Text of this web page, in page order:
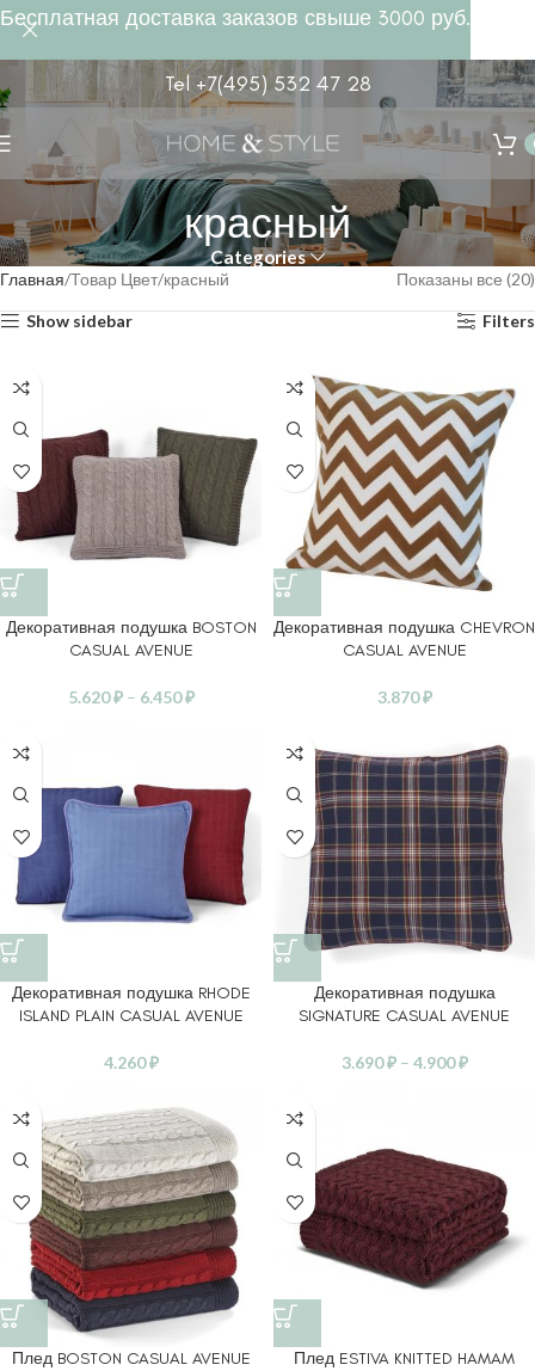
Tel +7(495) 532 47 28
красный
Categories
Главная Товар Цвет красный Показаны все (20)
Show sidebar Filters
Декоративная подушка BOSTON
CASUAL AVENUE
5.620₽ – 6.450₽
Декоративная подушка CHEVRON
CASUAL AVENUE
3.870₽
Декоративная подушка RHODE
ISLAND PLAIN CASUAL AVENUE
4.260₽
Декоративная подушка
SIGNATURE CASUAL AVENUE
3.690₽ – 4.900₽
Плед BOSTON CASUAL AVENUE Плед ESTIVA KNITTED HAMAM
Бесплатная доставка заказов свыше 3000 руб.